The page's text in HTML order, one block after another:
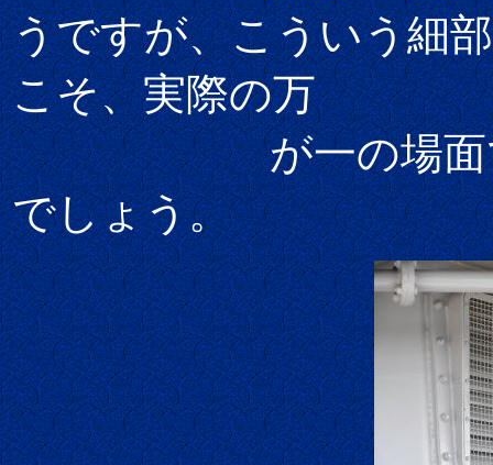
うですが、こういう細
こそ、実際の万
が一の場面
でしょう。